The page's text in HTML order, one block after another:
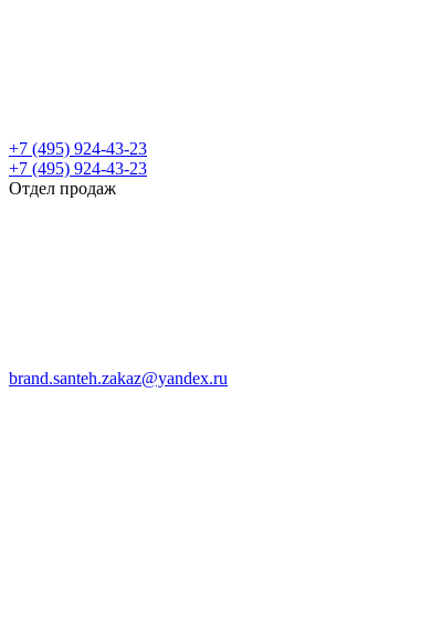
+7 (495) 924-43-23
+7 (495) 924-43-23
Отдел продаж
brand.santeh.zakaz@yandex.ru